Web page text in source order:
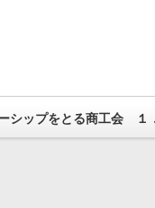
ップをとる商工会 １